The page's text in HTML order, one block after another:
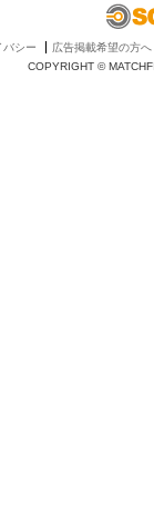
バシー
広告掲載希望の方へ
COPYRIGHT ©